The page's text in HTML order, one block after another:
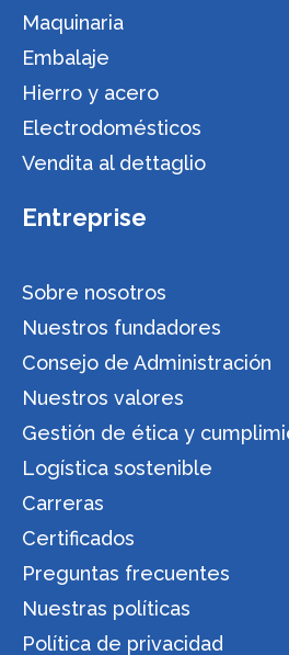
Maquinaria
Embalaje
Hierro y acero
Electrodomésticos
Vendita al dettaglio
Entreprise
Sobre nosotros
Nuestros fundadores
Consejo de Administración
Nuestros valores
Gestión de ética y
Logística sostenible
Carreras
Certificados
Preguntas frecuentes
Nuestras políticas
Política de privacidad